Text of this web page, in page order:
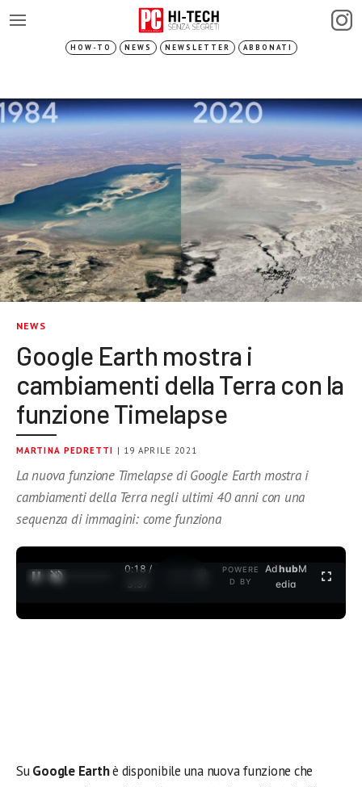
HOW-TO NEWS NEWSLETTER ABBONATI
NEWS
Google Earth mostra i
cambiamenti della Terra con la
funzione Timelapse
MARTINA PEDRETTI | 19 APRILE 2021
La nuova funzione Timelapse di Google Earth mostra i
cambiamenti della Terra negli ultimi 40 anni con una
sequenza di immagini: come funziona
0:19 /
3:37
POWERE
D BY
AdhubM
edia
SuGoogle Earthè disponibile una nuova funzione che